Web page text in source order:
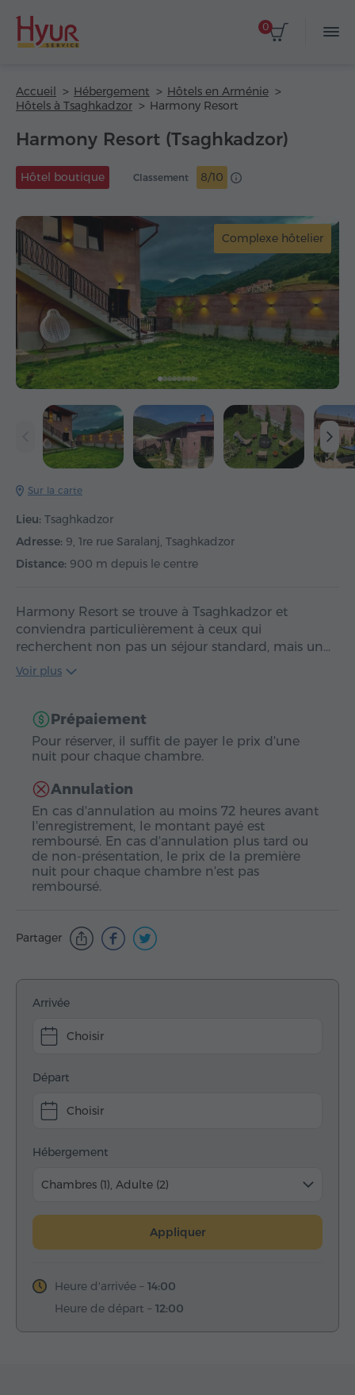
0
Accueil Hébergement
Hôtels en Arménie
Hôtels à Tsaghkadzor
Harmony Resort
Harmony Resort (Tsaghkadzor)
Hôtel boutique Classement 8/10
Complexe hôtelier
Sur la carte
Lieu: Tsaghkadzor
Adresse: 9, 1re rue Saralanj, Tsaghkadzor
Distance: 900 m depuis le centre
Harmony Resort se trouve à Tsaghkadzor et
conviendra particulièrement à ceux qui
recherchent non pas un séjour standard, mais un…
Voir plus
Prépaiement
Pour réserver, il suffit de payer le prix d'une
nuit pour chaque chambre.
Annulation
En cas d'annulation au moins 72 heures avant
l'enregistrement, le montant payé est
remboursé. En cas d'annulation plus tard ou
de non-présentation, le prix de la première
nuit pour chaque chambre n'est pas
remboursé.
Partager
Arrivée
Choisir
Départ
Choisir
Hébergement
Chambres (1), Adulte (2)
Appliquer
Heure d'arrivée – 14:00
Heure de départ – 12:00